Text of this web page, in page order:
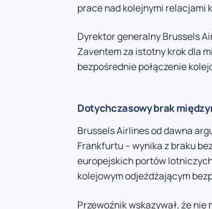
prace nad kolejnymi relacjami
Dyrektor generalny Brussels
Zaventem za istotny krok dla
bezpośrednie połączenie
Dotychczasowy brak
Brussels Airlines od dawna
Frankfurtu – wynika z braku
europejskich portów
kolejowym odjeżdżającym
Przewoźnik wskazywał, że